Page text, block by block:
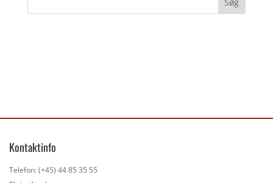
Kontaktinfo
Telefon: (+45) 44 85 35 55